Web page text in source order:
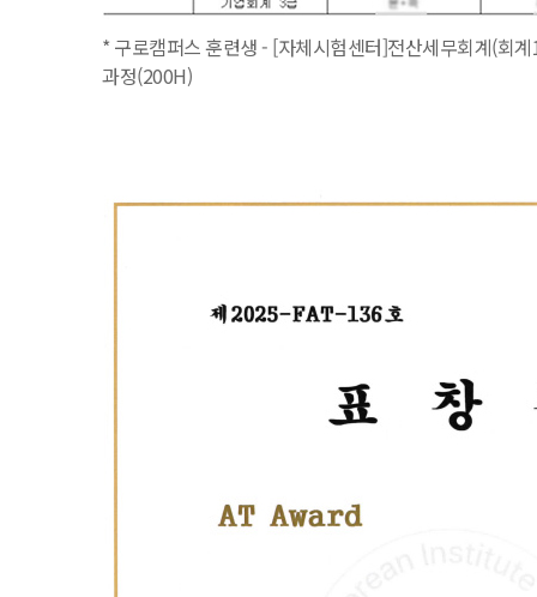
* 구로캠퍼스 훈련생 - [자체시험센터]전산세무회계(회
과정(200H)